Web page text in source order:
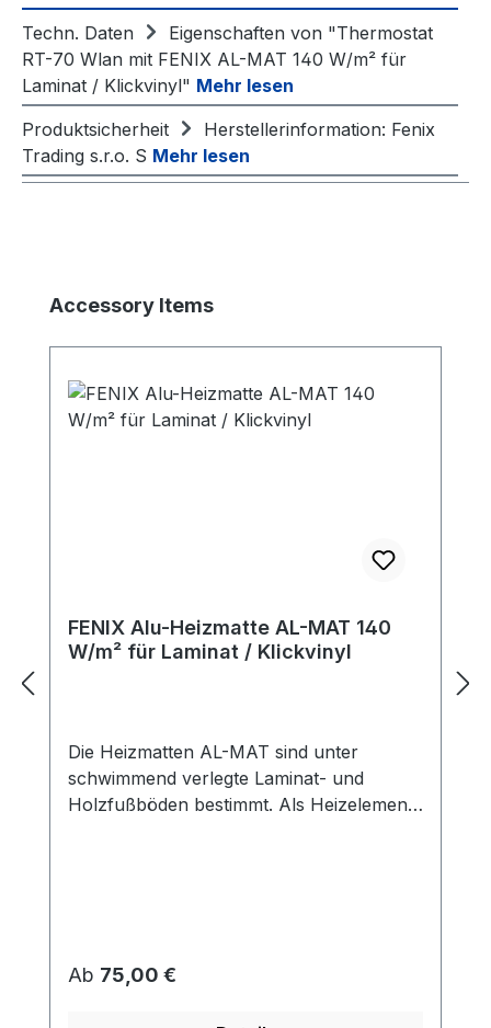
Techn. Daten
Eigenschaften von "Thermostat
RT-70 Wlan mit FENIX AL-MAT 140 W/m² für
Laminat / Klickvinyl" Mehr lesen
Produktsicherheit
Herstellerinformation: Fenix
Trading s.r.o. S Mehr lesen
Produktgalerie überspringen
Accessory Items
FENIX Alu-Heizmatte AL-MAT 140
W/m² für Laminat / Klickvinyl
Die Heizmatten AL-MAT sind unter
schwimmend verlegte Laminat- und
Holzfußböden bestimmt. Als Heizelement
Matte mit einem Anschlussleiter (sog.
Regulärer Preis:
Ab 75,00 €